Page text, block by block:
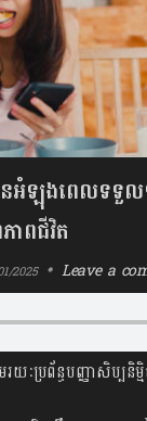
នអំឡុងពេលទទួល
ពជីវិត
2025 Leave a
យៈប្រព័ន្ធបញ្ញាសិប្បនិម្